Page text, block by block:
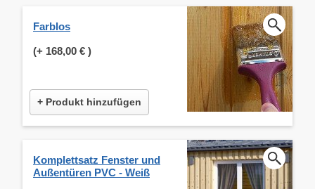
Farblos
(+ 168,00 € )
+ Produkt hinzufügen
Komplettsatz Fenster und
Außentüren PVC - Weiß